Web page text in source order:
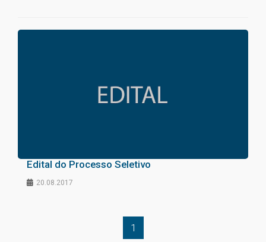
Edital do Processo Seletivo
20.08.2017
1